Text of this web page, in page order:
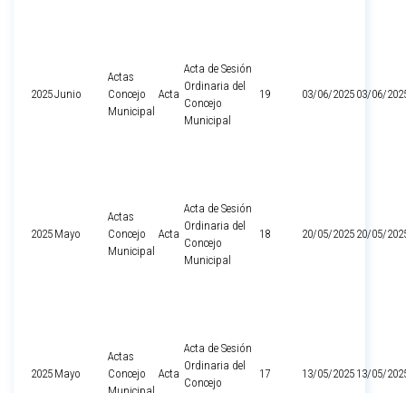
2025Junio
Actas
Concejo
Municipal
Acta
Acta de Sesión
Ordinaria del
Concejo
Municipal
19 03/06/2025 03/06/
2025 Mayo
Actas
Concejo
Municipal
Acta
Acta de Sesión
Ordinaria del
Concejo
Municipal
18 20/05/2025 20/05/
2025 Mayo
Actas
Concejo
Acta
Acta de Sesión
Ordinaria del
Concejo
17 13/05/2025 13/05/